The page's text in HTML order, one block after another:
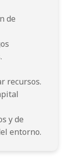
de
recursos.
y de
entorno.